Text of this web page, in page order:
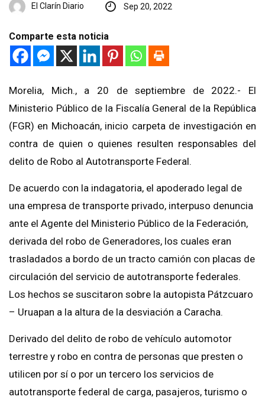
El Clarín Diario Sep 20, 2022
Comparte esta noticia
Morelia, Mich., a 20 de septiembre de 2022.- El
Ministerio Público de la Fiscalía General de la República
(FGR) en Michoacán, inicio carpeta de investigación en
contra de quien o quienes resulten responsables del
delito de Robo al Autotransporte Federal.
De acuerdo con la indagatoria, el apoderado legal de
una empresa de transporte privado, interpuso denuncia
ante el Agente del Ministerio Público de la Federación,
derivada del robo de Generadores, los cuales eran
trasladados a bordo de un tracto camión con placas de
circulación del servicio de autotransporte federales.
Los hechos se suscitaron sobre la autopista Pátzcuaro
– Uruapan a la altura de la desviación a Caracha.
Derivado del delito de robo de vehículo automotor
terrestre y robo en contra de personas que presten o
utilicen por sí o por un tercero los servicios de
autotransporte federal de carga, pasajeros, turismo o